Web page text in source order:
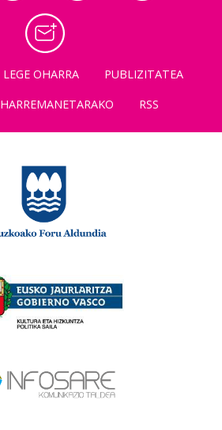
LEGE OHARRA
PUBLIZITATEA
HARREMANETARAKO RSS